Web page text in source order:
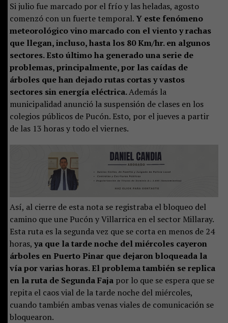
Si julio fue marcado por el frío y las heladas, agosto
comenzó con un fuerte temporal.Y este fenómeno
meteorológico vino marcado con el viento y rachas
que llegan, incluso, hasta los 80 Km/hr. en algunos
sectores. Esto último ha generado una serie de
problemas, principalmente, por las caídas de
árboles que han dejado rutas cortas y vastos
sectores sin energía eléctrica.Además la
municipalidad anunció la suspensión de clases en los
colegios públicos de Pucón. Esto, por el jueves a partir
de las 13 horas y todo el viernes.
Así, al cierre de esta nota se registraba el bloqueo del
camino que une Pucón y Villarrica en el sector Millaray.
Esta ruta es la segunda vez que se corta en menos de 24
horas, ya que la tarde noche del miércoles cayeron
árboles en Puerto Pinar que dejaron bloqueada la
vía por varias horas. El problema también se replica
en la ruta de Segunda Fajapor lo que se espera que se
repita el caos vial de la tarde noche del miércoles,
cuando también ambas venas viales de comunicación se
bloquearon.